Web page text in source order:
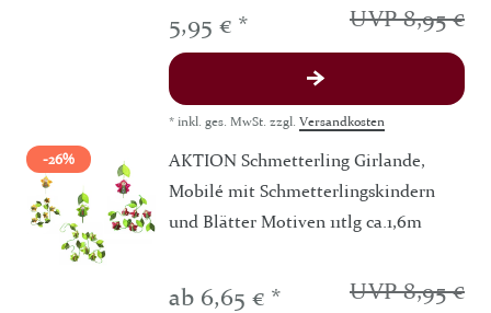
UVP 8,95 €
5,95 € *
* inkl. ges. MwSt. zzgl. Versandkosten
-26%
AKTION Schmetterling Girlande,
Mobilé mit Schmetterlingskindern
und Blätter Motiven 11tlg ca.1,6m
UVP 8,95 €
ab 6,65 € *